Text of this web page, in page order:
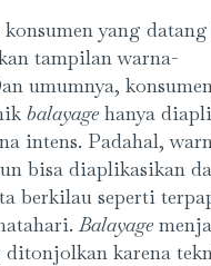
konsumen yang
tampilan warna-
umumnya,
balayage hanya
intens. Padahal,
bisa diaplikasikan
berkilau seperti
Balayage
ditonjolkan karena